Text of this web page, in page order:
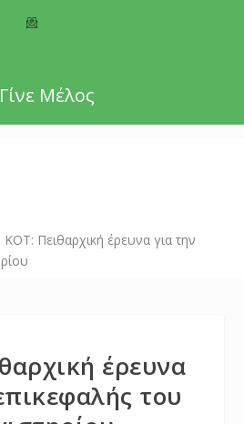
Γίνε Μέλος
ΚΟΤ: Πειθαρχική έρευνα για την
έρευνα
του